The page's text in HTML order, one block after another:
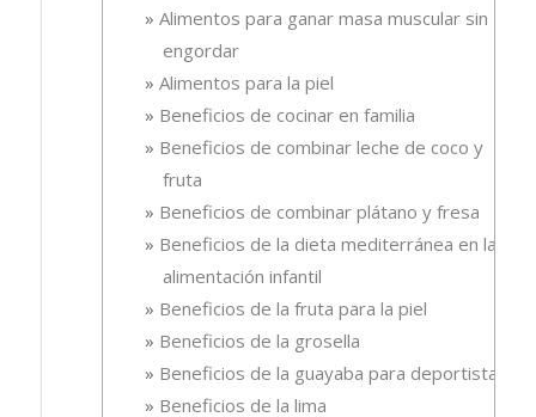
Alimentos para ganar masa muscular sin
engordar
Alimentos para la piel
Beneficios de cocinar en familia
Beneficios de combinar leche de coco y
fruta
Beneficios de combinar plátano y fresa
Beneficios de la dieta mediterránea en la
alimentación infantil
Beneficios de la fruta para la piel
Beneficios de la grosella
Beneficios de la guayaba para deportistas
Beneficios de la lima